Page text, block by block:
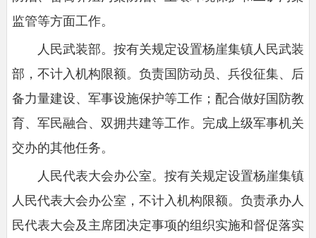
监管等方面工作。
人民武装部。按有关规定设置杨崖集镇人民武装
部，不计入机构限额。负责国防动员、兵役征集、后
备力量建设、军事设施保护等工作；配合做好国防教
育、军民融合、双拥共建等工作。完成上级军事机关
交办的其他任务。
人民代表大会办公室。按有关规定设置杨崖集镇
人民代表大会办公室，不计入机构限额。负责承办人
民代表大会及主席团决定事项的组织实施和督促落实